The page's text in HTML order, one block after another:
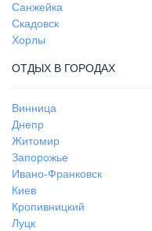
Санжейка
Скадовск
Хорлы
ОТДЫХ В ГОРОДАХ
Винница
Днепр
Житомир
Запорожье
Ивано-Франковск
Киев
Кропивницкий
Луцк